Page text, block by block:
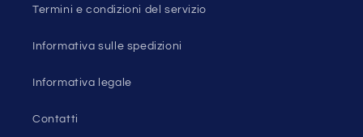
Termini e condizioni del servizio
Informativa sulle spedizioni
Informativa legale
Contatti